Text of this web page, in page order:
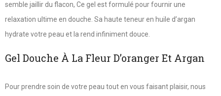
semble jaillir du flacon, Ce gel est formulé pour fournir une
relaxation ultime en douche. Sa haute teneur en huile d’argan
hydrate votre peau et la rend infiniment douce.
Gel Douche À La Fleur D’oranger Et Argan
Pour prendre soin de votre peau tout en vous faisant plaisir, nous